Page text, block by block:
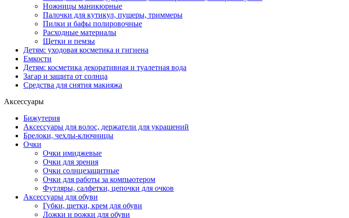
Ножницы маникюрные
Палочки для кутикул, пушеры, триммеры
Пилки и бафы полировочные
Расходные материалы
Щетки и пемзы
Детям: уходовая косметика и гигиена
Емкости
Детям: косметика декоративная и туалетная вода
Загар и защита от солнца
Средства для снятия макияжа
Аксессуары
Бижутерия
Аксессуары для волос, держатели для украшений
Брелоки, чехлы-ключницы
Очки
Очки имиджевые
Очки для зрения
Очки солнцезащитные
Очки для работы за компьютером
Футляры, салфетки, цепочки для очков
Аксессуары для обуви
Губки, щетки, крем для обуви
Ложки и рожки для обуви